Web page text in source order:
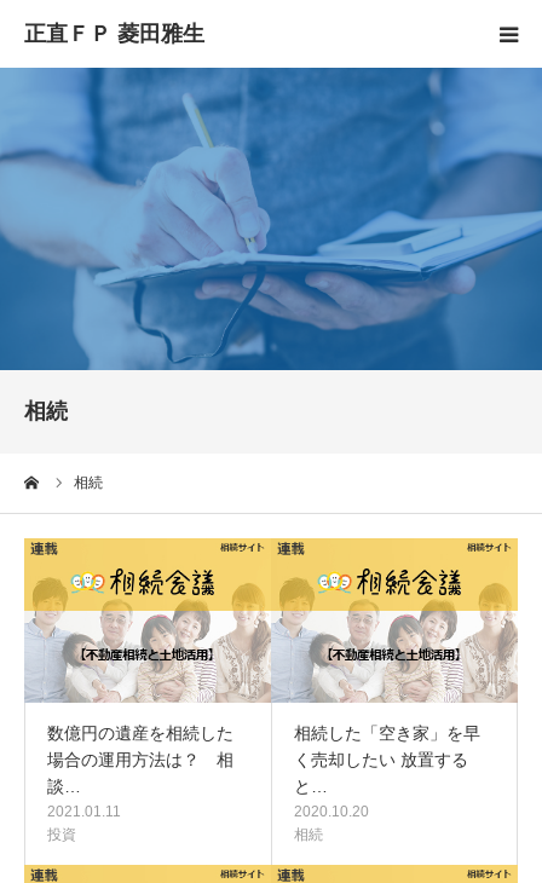
相続
相続
数億円の遺産を相続した
場合の運用方法は？ 相
談…
2021.01.11
投資
相続した「空き家」を早
く売却したい 放置する
と…
2020.10.20
相続
正直FPとは
YouTube